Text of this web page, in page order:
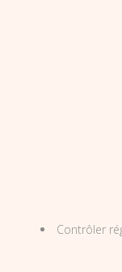
Contrôler